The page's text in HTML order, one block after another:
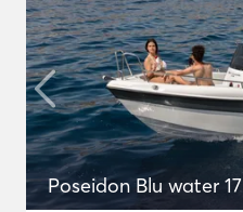
Poseidon Blu water 17